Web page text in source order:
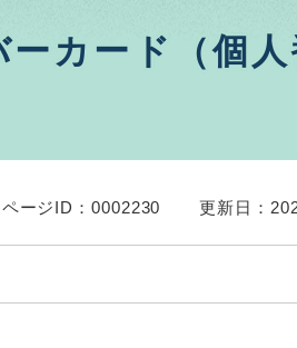
カード（個
ページID：0002230 更新日：